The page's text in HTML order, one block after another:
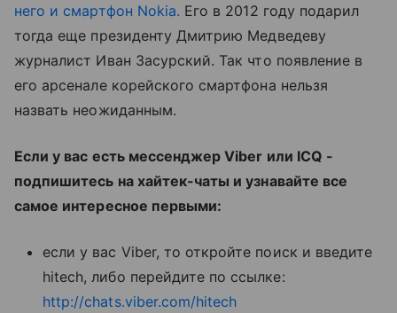
него и смартфон Nokia. Его в 2012 году подарил
тогда еще президенту Дмитрию Медведеву
журналист Иван Засурский. Так что появление в
его арсенале корейского смартфона нельзя
назвать неожиданным.
Если у вас есть мессенджер Viber или ICQ -
подпишитесь на хайтек-чаты и узнавайте все
самое интересное первыми:
если у вас Viber, то откройте поиск и введите
hitech, либо перейдите по ссылке:
http://chats.viber.com/hitech